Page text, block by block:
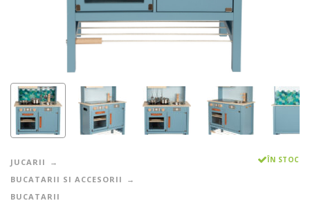
JUCARII
BUCATARII SI ACCESORII
BUCATARII
ÎN STOC